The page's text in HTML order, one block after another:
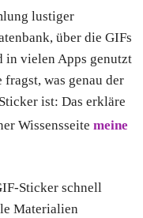
lustiger
über die GIFs
in vielen Apps genutzt
was genau der
ist: Das erkläre
Wissensseite meine
Sticker schnell
Materialien